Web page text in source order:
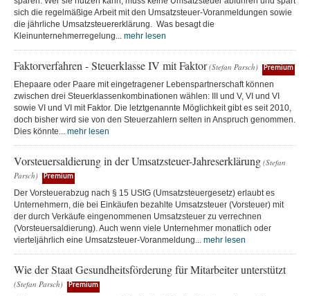
sich die regelmäßige Arbeit mit den Umsatzsteuer-Voranmeldungen sowie
die jährliche Umsatzsteuererklärung. Was besagt die
Kleinunternehmerregelung... mehr lesen
Faktorverfahren - Steuerklasse IV mit Faktor (Stefan Parsch) Premium
Ehepaare oder Paare mit eingetragener Lebenspartnerschaft können
zwischen drei Steuerklassenkombinationen wählen: III und V, VI und VI
sowie VI und VI mit Faktor. Die letztgenannte Möglichkeit gibt es seit 2010,
doch bisher wird sie von den Steuerzahlern selten in Anspruch genommen.
Dies könnte... mehr lesen
Vorsteuersaldierung in der Umsatzsteuer-Jahreserklärung (Stefan
Parsch)
Premium
Der Vorsteuerabzug nach § 15 UStG (Umsatzsteuergesetz) erlaubt es
Unternehmern, die bei Einkäufen bezahlte Umsatzsteuer (Vorsteuer) mit
der durch Verkäufe eingenommenen Umsatzsteuer zu verrechnen
(Vorsteuersaldierung). Auch wenn viele Unternehmer monatlich oder
vierteljährlich eine Umsatzsteuer-Voranmeldung... mehr lesen
Wie der Staat Gesundheitsförderung für Mitarbeiter unterstützt
(Stefan Parsch) Premium